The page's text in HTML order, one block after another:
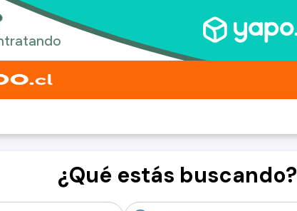
¿Qué estás buscando?